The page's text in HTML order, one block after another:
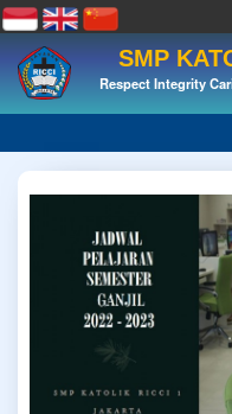
SMP
Respect Integrity